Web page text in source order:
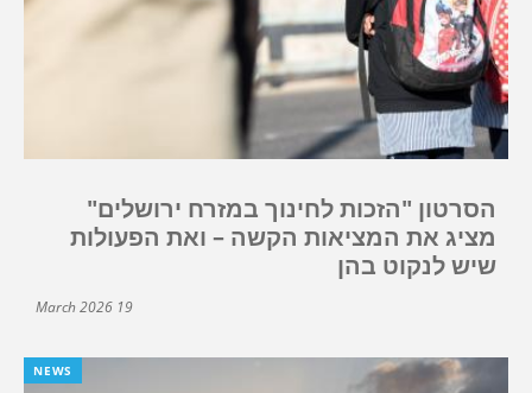
הסרטון "הזכות לחינוך במזרח ירושלים"
מציג את המציאות הקשה – ואת הפעולות
שיש לנקוט בהן
19 March 2026
NEWS